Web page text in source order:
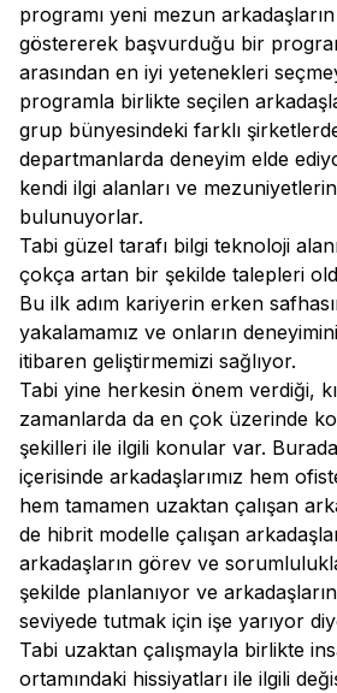
programı yeni mezun
göstererek başvurduğu bir
arasından en iyi yetenekleri
programla birlikte seçilen
grup bünyesindeki farklı
departmanlarda deneyim elde
kendi ilgi alanları ve
bulunuyorlar.
Tabi güzel tarafı bilgi teknoloji
çokça artan bir şekilde talepleri
Bu ilk adım kariyerin erken
yakalamamız ve onların
itibaren geliştirmemizi sağlıyor.
Tabi yine herkesin önem verdiği,
zamanlarda da en çok üzerinde
şekilleri ile ilgili konular var.
içerisinde arkadaşlarımız hem
hem tamamen uzaktan çalışan
de hibrit modelle çalışan
arkadaşların görev ve
şekilde planlanıyor ve
seviyede tutmak için işe yarıyor
Tabi uzaktan çalışmayla birlikte
ortamındaki hissiyatları ile ilgili